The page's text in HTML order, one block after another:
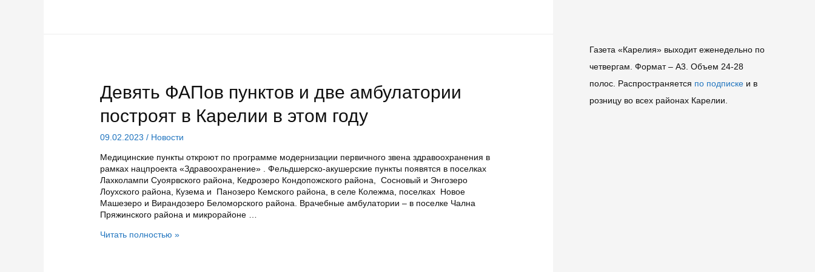
Девять ФАПов пунктов и две амбулатории
построят в Карелии в этом году
09.02.2023 / Новости
Медицинские пункты откроют по программе модернизации первичного звена здравоохранения в
рамках нацпроекта «Здравоохранение» . Фельдшерско-акушерские пункты появятся в поселках
Лахколампи Суоярвского района, Кедрозеро Кондопожского района, Сосновый и Энгозеро
Лоухского района, Кузема и Панозеро Кемского района, в селе Колежма, поселках Новое
Машезеро и Вирандозеро Беломорского района. Врачебные амбулатории – в поселке Чална
Пряжинского района и микрорайоне …
Девять
Читать полностью »
Газета «Карелия» выходит еженедельно по
четвергам. Формат – A3. Объем 24-28
полос. Распространяется по подписке и в
розницу во всех районах Карелии.